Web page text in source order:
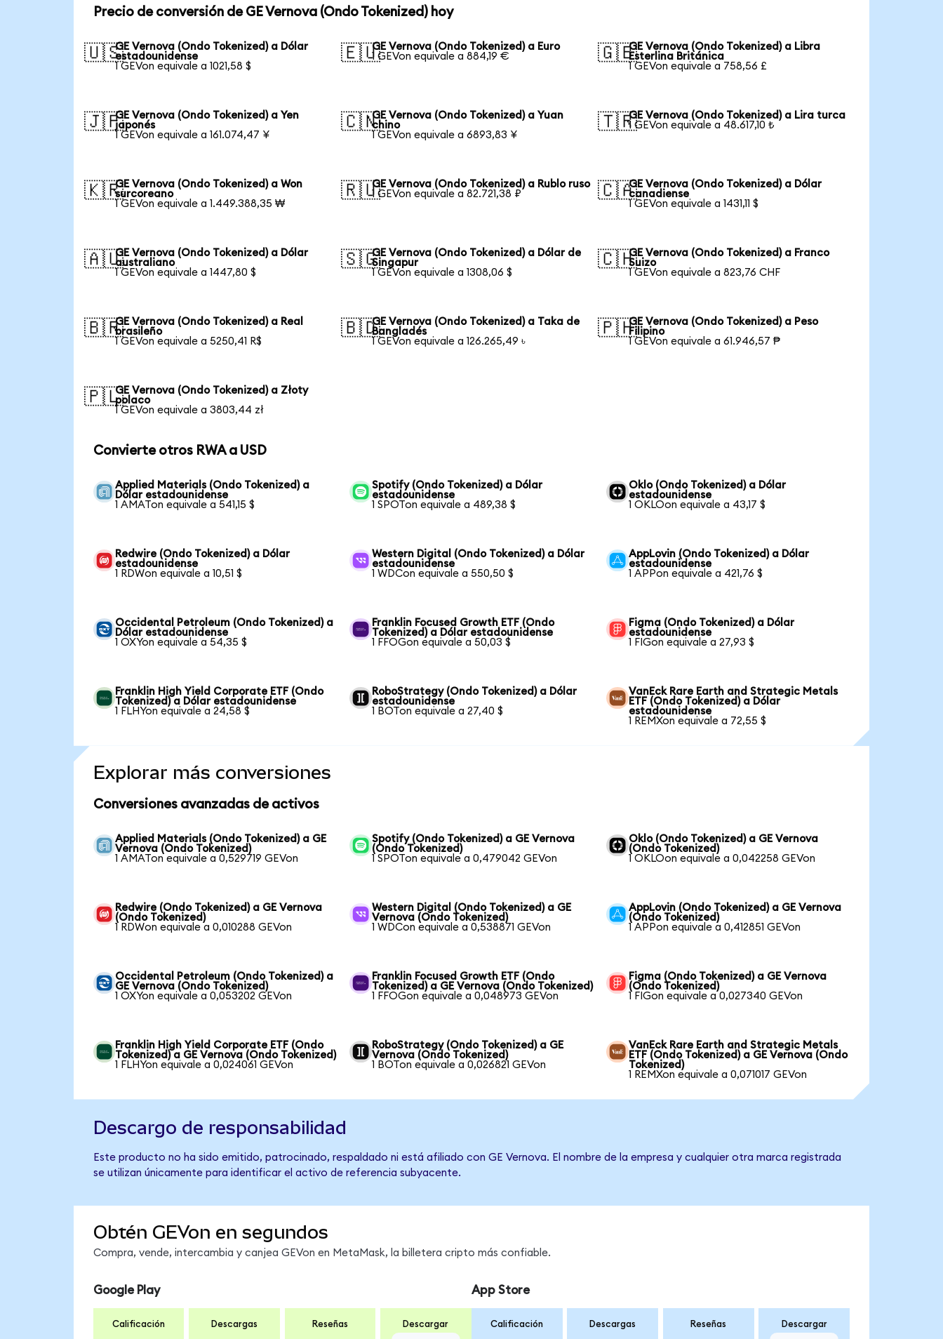
Precio de conversión de GE Vernova (Ondo Tokenized) hoy
🇺🇸GE Vernova (Ondo Tokenized) a Dólar
estadounidense
1 GEVon equivale a 1021,58 $
🇪🇺GE Vernova (Ondo Tokenized) a Euro
1 GEVon equivale a 884,19 €
🇬🇧GE Vernova (Ondo Tokenized) a Libra
Esterlina Británica
1 GEVon equivale a 758,56 £
🇯🇵GE Vernova (Ondo Tokenized) a Yen
japonés
1 GEVon equivale a 161.074,47 ¥
🇨🇳GE Vernova (Ondo Tokenized) a Yuan
chino
1 GEVon equivale a 6893,83 ¥
🇹🇷GE Vernova (Ondo Tokenized) a Lira turca
1 GEVon equivale a 48.617,10 ₺
🇰🇷GE Vernova (Ondo Tokenized) a Won
surcoreano
1 GEVon equivale a 1.449.388,35 ₩
🇷🇺GE Vernova (Ondo Tokenized) a Rublo ruso
1 GEVon equivale a 82.721,38 ₽
🇨🇦GE Vernova (Ondo Tokenized) a Dólar
canadiense
1 GEVon equivale a 1431,11 $
🇦🇺GE Vernova (Ondo Tokenized) a Dólar
australiano
1 GEVon equivale a 1447,80 $
🇸🇬GE Vernova (Ondo Tokenized) a Dólar de
Singapur
1 GEVon equivale a 1308,06 $
🇨🇭GE Vernova (Ondo Tokenized) a Franco
Suizo
1 GEVon equivale a 823,76 CHF
🇧🇷GE Vernova (Ondo Tokenized) a Real
brasileño
1 GEVon equivale a 5250,41 R$
🇧🇩GE Vernova (Ondo Tokenized) a Taka de
Bangladés
1 GEVon equivale a 126.265,49 ৳
🇵🇭GE Vernova (Ondo Tokenized) a Peso
Filipino
1 GEVon equivale a 61.946,57 ₱
🇵🇱GE Vernova (Ondo Tokenized) a Złoty
polaco
1 GEVon equivale a 3803,44 zł
Convierte otros RWA a USD
Applied Materials (Ondo Tokenized) a
Dólar estadounidense
1 AMATon equivale a 541,15 $
Spotify (Ondo Tokenized) a Dólar
estadounidense
1 SPOTon equivale a 489,38 $
Oklo (Ondo Tokenized) a Dólar
estadounidense
1 OKLOon equivale a 43,17 $
Redwire (Ondo Tokenized) a Dólar
estadounidense
1 RDWon equivale a 10,51 $
Western Digital (Ondo Tokenized) a Dólar
estadounidense
1 WDCon equivale a 550,50 $
AppLovin (Ondo Tokenized) a Dólar
estadounidense
1 APPon equivale a 421,76 $
Occidental Petroleum (Ondo Tokenized) a
Dólar estadounidense
1 OXYon equivale a 54,35 $
Franklin Focused Growth ETF (Ondo
Tokenized) a Dólar estadounidense
1 FFOGon equivale a 50,03 $
Figma (Ondo Tokenized) a Dólar
estadounidense
1 FIGon equivale a 27,93 $
Franklin High Yield Corporate ETF (Ondo
Tokenized) a Dólar estadounidense
1 FLHYon equivale a 24,58 $
RoboStrategy (Ondo Tokenized) a Dólar
estadounidense
1 BOTon equivale a 27,40 $
VanEck Rare Earth and Strategic Metals
ETF (Ondo Tokenized) a Dólar
estadounidense
1 REMXon equivale a 72,55 $
Explorar más conversiones
Conversiones avanzadas de activos
Applied Materials (Ondo Tokenized) a GE
Vernova (Ondo Tokenized)
1 AMATon equivale a 0,529719 GEVon
Spotify (Ondo Tokenized) a GE Vernova
(Ondo Tokenized)
1 SPOTon equivale a 0,479042 GEVon
Oklo (Ondo Tokenized) a GE Vernova
(Ondo Tokenized)
1 OKLOon equivale a 0,042258 GEVon
Redwire (Ondo Tokenized) a GE Vernova
(Ondo Tokenized)
1 RDWon equivale a 0,010288 GEVon
Western Digital (Ondo Tokenized) a GE
Vernova (Ondo Tokenized)
1 WDCon equivale a 0,538871 GEVon
AppLovin (Ondo Tokenized) a GE Vernova
(Ondo Tokenized)
1 APPon equivale a 0,412851 GEVon
Occidental Petroleum (Ondo Tokenized) a
GE Vernova (Ondo Tokenized)
1 OXYon equivale a 0,053202 GEVon
Franklin Focused Growth ETF (Ondo
Tokenized) a GE Vernova (Ondo Tokenized)
1 FFOGon equivale a 0,048973 GEVon
Figma (Ondo Tokenized) a GE Vernova
(Ondo Tokenized)
1 FIGon equivale a 0,027340 GEVon
Franklin High Yield Corporate ETF (Ondo
Tokenized) a GE Vernova (Ondo Tokenized)
1 FLHYon equivale a 0,024061 GEVon
RoboStrategy (Ondo Tokenized) a GE
Vernova (Ondo Tokenized)
1 BOTon equivale a 0,026821 GEVon
VanEck Rare Earth and Strategic Metals
ETF (Ondo Tokenized) a GE Vernova (Ondo
Tokenized)
1 REMXon equivale a 0,071017 GEVon
Descargo de responsabilidad
Este producto no ha sido emitido, patrocinado, respaldado ni está afiliado con GE Vernova. El nombre de la empresa y cualquier otra marca registrada
se utilizan únicamente para identificar el activo de referencia subyacente.
Obtén GEVon en segundos
Compra, vende, intercambia y canjea GEVon en MetaMask, la billetera cripto más confiable.
Google Play
Calificación Descargas Reseñas Descargar
App Store
Calificación Descargas Reseñas Descargar